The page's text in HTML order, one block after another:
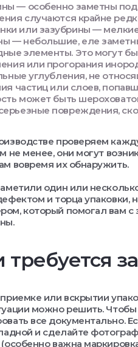
— особенно заметны
случаются крайне
или зазубрины —
— небольшие, еле
элементы. Это могут
или прогорания
углубления, не
частиц или слоев,
может быть
повреждения,
проверяем
не менее, они могут
вовремя их обнаружить.
один или
и торца упаковки,
который помогал вам
требуется
или вскрытии
можно решить.
все документально.
и сделайте
(особенно важна